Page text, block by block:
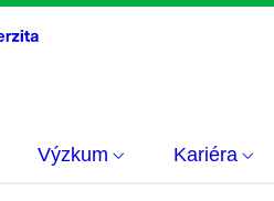
Výzkum Kariéra